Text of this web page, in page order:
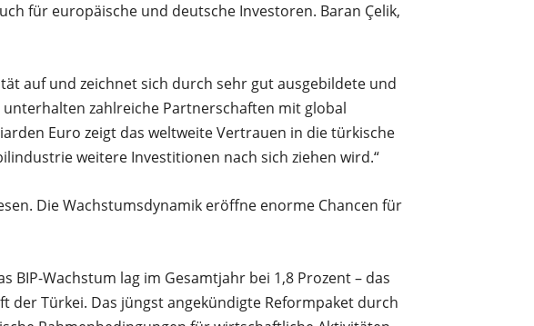
für europäische und deutsche Investoren. Baran Çelik,
auf und zeichnet sich durch sehr gut ausgebildete und
zahlreiche Partnerschaften mit global
Euro zeigt das weltweite Vertrauen in die türkische
weitere Investitionen nach sich ziehen wird.“
Die Wachstumsdynamik eröffne enorme Chancen für
BIP-Wachstum lag im Gesamtjahr bei 1,8 Prozent – das
Türkei. Das jüngst angekündigte Reformpaket durch